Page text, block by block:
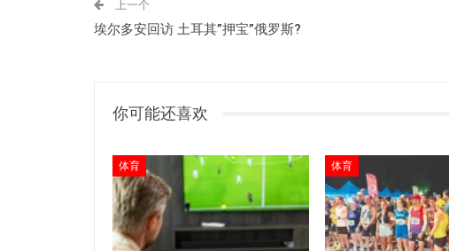
上一个
埃尔多安回访 土耳其”押宝”俄罗斯?
你可能还喜欢
体育 体育